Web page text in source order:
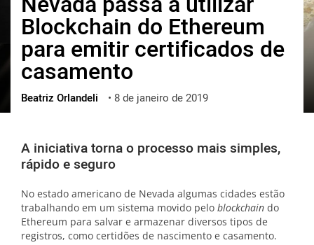
русский
한국어
العربية
ไทย
ქართული
Blockchain do Ethereum
para emitir certificados de
casamento
Beatriz Orlandeli • 8 de janeiro de 2019
A iniciativa torna o processo mais simples,
rápido e seguro
No estado americano de Nevada algumas cidades estão
trabalhando em um sistema movido pelo blockchain do
Ethereum para salvar e armazenar diversos tipos de
registros, como certidões de nascimento e casamento.